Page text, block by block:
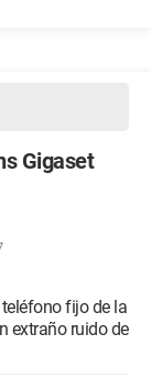
Gigaset
fijo de la
extraño ruido de